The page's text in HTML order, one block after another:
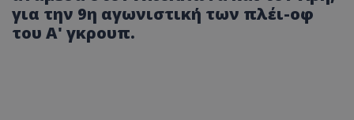
για την 9η αγωνιστική των πλέι-οφ
του Α' γκρουπ.